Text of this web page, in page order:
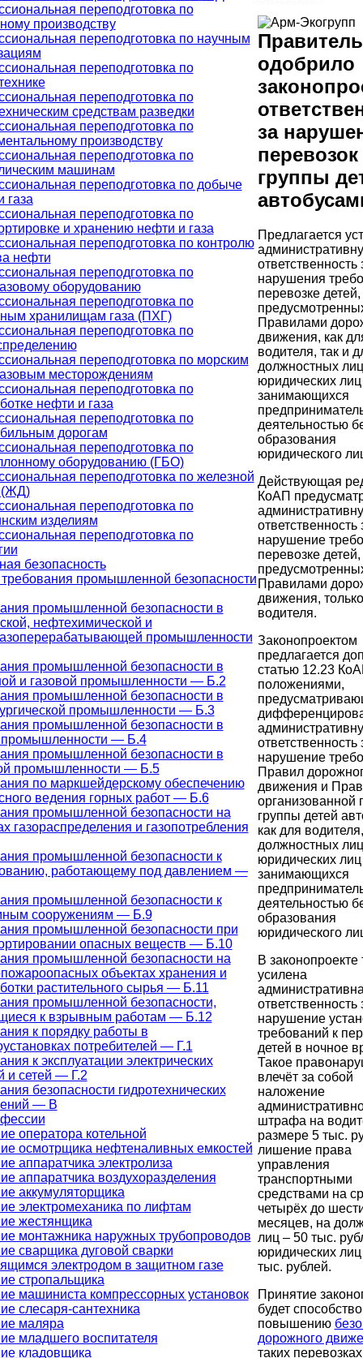
переподготовка по
производству
переподготовка по научным
переподготовка по
переподготовка по
средствам разведки
переподготовка по
производству
переподготовка по
машинам
переподготовка по добыче
газа
переподготовка по
и хранению нефти и газа
переподготовка по контролю
нефти
переподготовка по
оборудованию
переподготовка по
хранилищам газа (ПХГ)
переподготовка по
переподготовка по морским
месторождениям
переподготовка по
нефти и газа
переподготовка по
дорогам
переподготовка по
оборудованию (ГБО)
переподготовка по железной
(ЖД)
переподготовка по
изделиям
переподготовка по
безопасность
промышленной безопасности
промышленной безопасности в
нефтехимической и
промышленности
промышленной безопасности в
и газовой промышленности — Б.2
промышленной безопасности в
промышленности — Б.3
промышленной безопасности в
промышленности — Б.4
промышленной безопасности в
промышленности — Б.5
по маркшейдерскому обеспечению
ведения горных работ — Б.6
промышленной безопасности на
газораспределения и газопотребления
промышленной безопасности к
работающему под давлением —
промышленной безопасности к
сооружениям — Б.9
промышленной безопасности при
опасных веществ — Б.10
промышленной безопасности на
объектах хранения и
растительного сырья — Б.11
промышленной безопасности,
к взрывным работам — Б.12
к порядку работы в
потребителей — Г.1
к эксплуатации электрических
и сетей — Г.2
безопасности гидротехнических
— В
оператора котельной
осмотрщика нефтеналивных емкостей
аппаратчика электролиза
аппаратчика воздухоразделения
аккумуляторщика
электромеханика по лифтам
жестянщика
монтажника наружных трубопроводов
сварщика дуговой сварки
электродом в защитном газе
стропальщика
машиниста компрессорных установок
слесаря-сантехника
маляра
младшего воспитателя
кладовщика
одобрило
за
перевозок
группы
Предлагается
ответственность
нарушения
перевозке детей,
Правилами
движения, как
водителя, так и
должностных
юридических
занимающихся
деятельностью
образования
юридического
Действующая
КоАП
ответственность
нарушение
перевозке детей,
Правилами
движения,
водителя.
Законопроектом
предлагается
статью 12.23
положениями,
ответственность
нарушение
Правил
движения и
организованной
группы детей
как для
должностных
юридических
занимающихся
деятельностью
образования
юридического
В законопроекте
усилена
ответственность
нарушение
требований к
детей в ночное
Такое
влечёт за собой
наложение
штрафа на
размере 5 тыс.
лишение права
управления
транспортными
средствами на
четырёх до
месяцев, на
лиц – 50 тыс.
юридических
тыс. рублей.
Принятие
будет
повышению
дорожного
таких